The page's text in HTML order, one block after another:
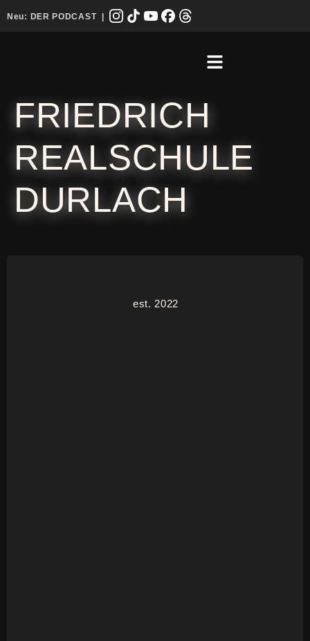
Neu: DER PODCAST|
FRIEDRICH
REALSCHULE
DURLACH
est. 2022